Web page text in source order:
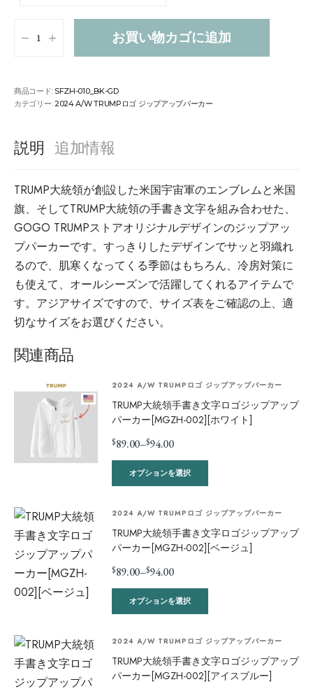
お買い物カゴに追加
商品コード: SFZH-010_BK-GD
カテゴリー: 2024 A/W TRUMPロゴ ジップアップパーカー
説明 追加情報
TRUMP大統領が創設した米国宇宙軍のエンブレムと米国
旗、そしてTRUMP大統領の手書き文字を組み合わせた、
GOGO TRUMPストアオリジナルデザインのジップアッ
プパーカーです。すっきりしたデザインでサッと羽織れ
るので、肌寒くなってくる季節はもちろん、冷房対策に
も使えて、オールシーズンで活躍してくれるアイテムで
す。アジアサイズですので、サイズ表をご確認の上、適
切なサイズをお選びください。
関連商品
2024 A/W TRUMPロゴ ジップアップパーカー
TRUMP大統領手書き文字ロゴジップアップ
パーカー[MGZH-002][ホワイト]
$89.00–$94.00
オプションを選択
2024 A/W TRUMPロゴ ジップアップパーカー
TRUMP大統領手書き文字ロゴジップアップ
パーカー[MGZH-002][ベージュ]
$89.00–$94.00
オプションを選択
2024 A/W TRUMPロゴ ジップアップパーカー
TRUMP大統領手書き文字ロゴジップアップ
パーカー[MGZH-002][アイスブルー]